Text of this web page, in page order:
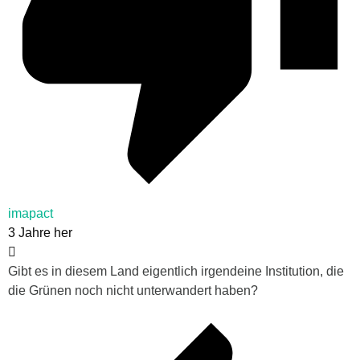
imapact
3 Jahre her
Gibt es in diesem Land eigentlich irgendeine Institution, die
die Grünen noch nicht unterwandert haben?